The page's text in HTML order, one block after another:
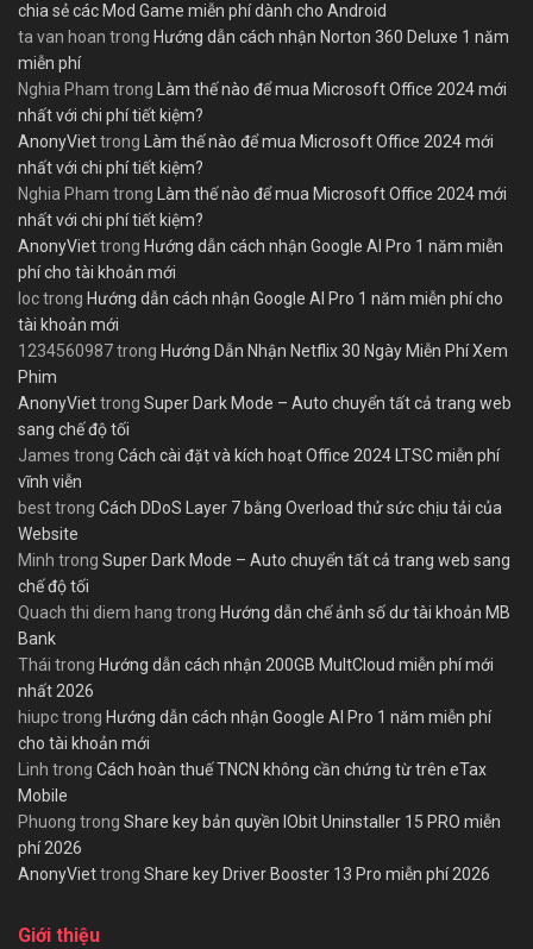
chia sẻ các Mod Game miễn phí dành cho Android
ta van hoan trong Hướng dẫn cách nhận Norton 360 Deluxe 1 năm
miễn phí
Nghia Pham trong Làm thế nào để mua Microsoft Office 2024 mới
nhất với chi phí tiết kiệm?
AnonyViettrong Làm thế nào để mua Microsoft Office 2024 mới
nhất với chi phí tiết kiệm?
Nghia Pham trong Làm thế nào để mua Microsoft Office 2024 mới
nhất với chi phí tiết kiệm?
AnonyViettrong Hướng dẫn cách nhận Google AI Pro 1 năm miễn
phí cho tài khoản mới
loctrong Hướng dẫn cách nhận Google AI Pro 1 năm miễn phí cho
tài khoản mới
1234560987trong Hướng Dẫn Nhận Netflix 30 Ngày Miễn Phí Xem
Phim
AnonyViettrong Super Dark Mode – Auto chuyển tất cả trang web
sang chế độ tối
James trong Cách cài đặt và kích hoạt Office 2024 LTSC miễn phí
vĩnh viễn
besttrong Cách DDoS Layer 7 bằng Overload thử sức chịu tải của
Website
Minh trong Super Dark Mode – Auto chuyển tất cả trang web sang
chế độ tối
Quach thi diem hang trong Hướng dẫn chế ảnh số dư tài khoản MB
Bank
Thái trong Hướng dẫn cách nhận 200GB MultCloud miễn phí mới
nhất 2026
hiupctrong Hướng dẫn cách nhận Google AI Pro 1 năm miễn phí
cho tài khoản mới
Linh trong Cách hoàn thuế TNCN không cần chứng từ trên eTax
Mobile
Phuong trong Share key bản quyền IObit Uninstaller 15 PRO miễn
phí 2026
AnonyViettrong Share key Driver Booster 13 Pro miễn phí 2026
Giới thiệu